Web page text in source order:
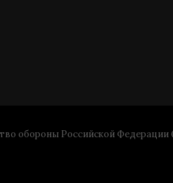
обороны Российской Федерации